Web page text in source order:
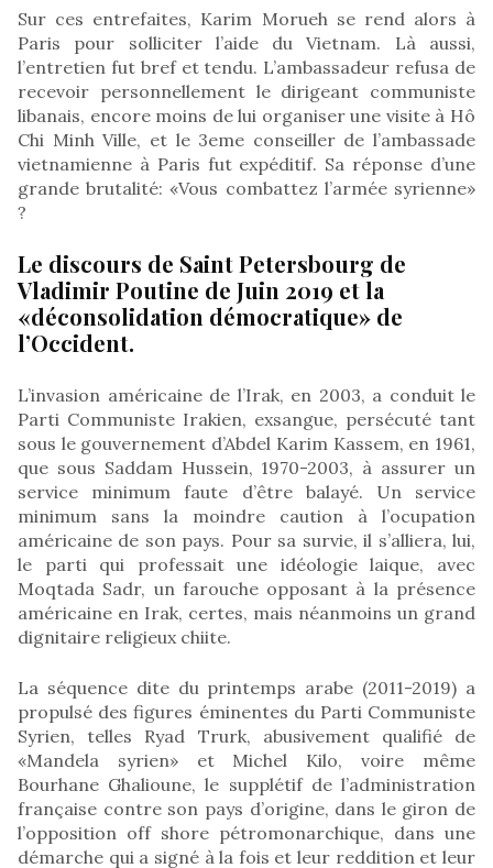
Sur ces entrefaites, Karim Morueh se rend alors à
Paris pour solliciter l’aide du Vietnam. Là aussi,
l’entretien fut bref et tendu. L’ambassadeur refusa de
recevoir personnellement le dirigeant communiste
libanais, encore moins de lui organiser une visite à Hô
Chi Minh Ville, et le 3eme conseiller de l’ambassade
vietnamienne à Paris fut expéditif. Sa réponse d’une
grande brutalité: «Vous combattez l’armée syrienne»
?
Le discours de Saint Petersbourg de
Vladimir Poutine de Juin 2019 et la
«déconsolidation démocratique» de
l’Occident.
L’invasion américaine de l’Irak, en 2003, a conduit le
Parti Communiste Irakien, exsangue, persécuté tant
sous le gouvernement d’Abdel Karim Kassem, en 1961,
que sous Saddam Hussein, 1970-2003, à assurer un
service minimum faute d’être balayé. Un service
minimum sans la moindre caution à l’ocupation
américaine de son pays. Pour sa survie, il s’alliera, lui,
le parti qui professait une idéologie laique, avec
Moqtada Sadr, un farouche opposant à la présence
américaine en Irak, certes, mais néanmoins un grand
dignitaire religieux chiite.
La séquence dite du printemps arabe (2011-2019) a
propulsé des figures éminentes du Parti Communiste
Syrien, telles Ryad Trurk, abusivement qualifié de
«Mandela syrien» et Michel Kilo, voire même
Bourhane Ghalioune, le supplétif de l’administration
française contre son pays d’origine, dans le giron de
l’opposition off shore pétromonarchique, dans une
démarche qui a signé à la fois et leur reddition et leur